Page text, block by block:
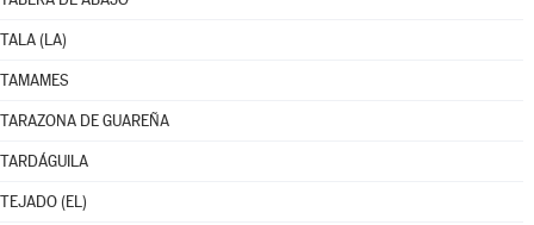
TALA (LA)
TAMAMES
TARAZONA DE GUAREÑA
TARDÁGUILA
TEJADO (EL)